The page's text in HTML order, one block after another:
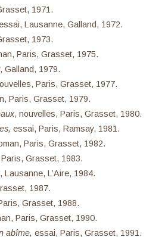
1971.
Lausanne, Galland, 1972.
1973.
Paris, Grasset, 1975.
Galland, 1979.
Paris, Grasset, 1977.
Paris, Grasset, 1979.
, nouvelles, Paris, Grasset, 1980.
essai, Paris, Ramsay, 1981.
Paris, Grasset, 1982.
Grasset, 1983.
Lausanne, L’Aire, 1984.
1987.
Grasset, 1988.
Paris, Grasset, 1990.
abîme, essai, Paris, Grasset, 1991.